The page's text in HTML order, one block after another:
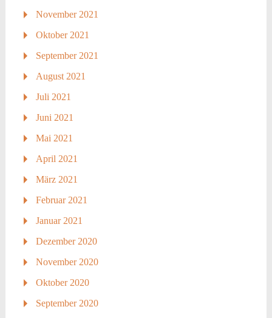
November 2021
Oktober 2021
September 2021
August 2021
Juli 2021
Juni 2021
Mai 2021
April 2021
März 2021
Februar 2021
Januar 2021
Dezember 2020
November 2020
Oktober 2020
September 2020